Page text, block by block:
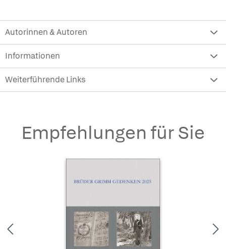
Autorinnen & Autoren
Informationen
Weiterführende Links
Empfehlungen für Sie